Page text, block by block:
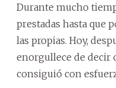
Durante mucho
prestadas hasta que
las propias. Hoy,
enorgullece de decir
consiguió con